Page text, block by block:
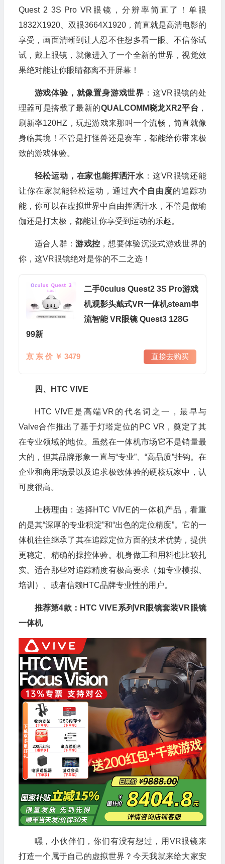
Quest 2 3S Pro VR眼镜，分辨率简直了！单眼
1832X1920、双眼3664X1920，简直就是高清电影的
享受，画面清晰到让人忍不住想多看一眼。不信你试
试，戴上眼镜，就像进入了一个全新的世界，视觉效
果绝对能让你眼睛都离不开屏幕！
游戏体验，就像置身游戏世界 ：这VR眼镜的处
理器可是搭载了最新的QUALCOMM晓龙XR2平台 ，
刷新率120HZ，玩起游戏来那叫一个流畅，简直就像
身临其境！不管是打怪兽还是赛车，都能给你带来极
致的游戏体验。
轻松运动，在家也能挥洒汗水 ：这VR眼镜还能
让你在家就能轻松运动，通过六个自由度的追踪功
能，你可以在虚拟世界中自由挥洒汗水，不管是做瑜
伽还是打太极，都能让你享受到运动的乐趣。
适合人群：游戏控 ，想要体验沉浸式游戏世界的
你，这VR眼镜绝对是你的不二之选！
二手0culus Quest2 3S Pro游戏
机观影头戴式VR一体机steam串
流智能 VR眼镜 Quest3 128G
99新
京 东 价 ￥ 3479 直接去购买
四、HTC VIVE
HTC VIVE是高端VR的代名词之一，最早与
Valve合作推出了基于灯塔定位的PC VR，奠定了其
在专业领域的地位。虽然在一体机市场它不是销量最
大的，但其品牌形象一直与“专业”、“高品质”挂钩。在
企业和商用场景以及追求极致体验的硬核玩家中，认
可度很高。
上榜理由：选择HTC VIVE的一体机产品，看重
的是其“深厚的专业积淀”和“出色的定位精度”。它的一
体机往往继承了其在追踪定位方面的技术优势，提供
更稳定、精确的操控体验。机身做工和用料也比较扎
实。适合那些对追踪精度有极高要求（如专业模拟、
培训）、或者信赖HTC品牌专业性的用户。
推荐第4款：HTC VIVE系列VR眼镜套装VR眼镜
一体机
嘿，小伙伴们，你们有没有想过，用VR眼镜来
打造一个属于自己的虚拟世界？今天我就来给大家安